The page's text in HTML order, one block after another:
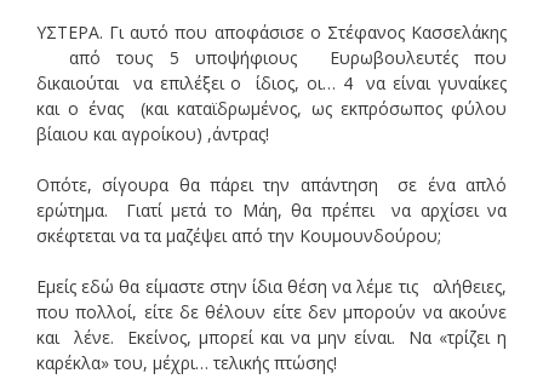
ΥΣΤΕΡΑ. Γι αυτό που αποφάσισε ο Στέφανος Κασσελάκης
από τους 5 υποψήφιους Ευρωβουλευτές που
δικαιούται να επιλέξει ο ίδιος, οι… 4 να είναι γυναίκες
και ο ένας (και καταϊδρωμένος, ως εκπρόσωπος φύλου
βίαιου και αγροίκου) ,άντρας!
Οπότε, σίγουρα θα πάρει την απάντηση σε ένα απλό
ερώτημα. Γιατί μετά το Μάη, θα πρέπει να αρχίσει να
σκέφτεται να τα μαζέψει από την Κουμουνδούρου;
Εμείς εδώ θα είμαστε στην ίδια θέση να λέμε τις αλήθειες,
που πολλοί, είτε δε θέλουν είτε δεν μπορούν να ακούνε
και λένε. Εκείνος, μπορεί και να μην είναι. Να «τρίζει η
καρέκλα» του, μέχρι… τελικής πτώσης!